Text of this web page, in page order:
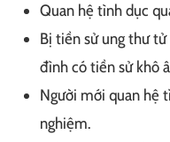
Quan hệ tình dục
Bị tiền sử ung thư
đình có tiền sử khô
Người mới quan hệ
nghiệm.